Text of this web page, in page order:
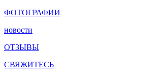
ФОТОГРАФИИ
новости
ОТЗЫВЫ
СВЯЖИТЕСЬ